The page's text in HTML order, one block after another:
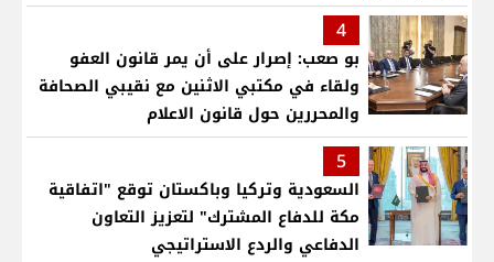
4
بو صعب: إصرار على أن يمر قانون العفو
ولقاء في مكتبي الاثنين مع نقيبي الصحافة
والمحررين حول قانون الاعلام
5
السعودية وتركيا وباكستان توقع "اتفاقية
مكة للدفاع المشترك" لتعزيز التعاون
الدفاعي والردع الاستراتيجي